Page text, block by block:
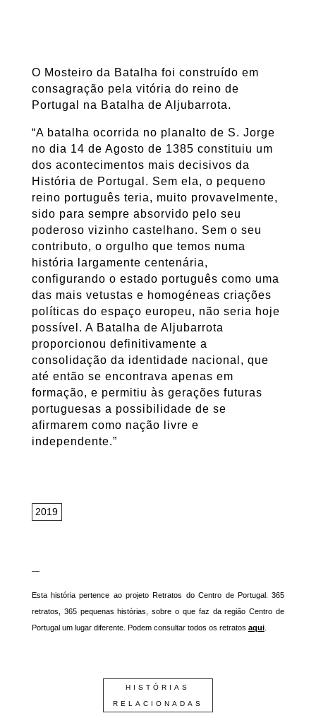
O Mosteiro da Batalha foi construído em
consagração pela vitória do reino de
Portugal na Batalha de Aljubarrota.
“A batalha ocorrida no planalto de S. Jorge
no dia 14 de Agosto de 1385 constituiu um
dos acontecimentos mais decisivos da
História de Portugal. Sem ela, o pequeno
reino português teria, muito provavelmente,
sido para sempre absorvido pelo seu
poderoso vizinho castelhano. Sem o seu
contributo, o orgulho que temos numa
história largamente centenária,
configurando o estado português como uma
das mais vetustas e homogéneas criações
políticas do espaço europeu, não seria hoje
possível. A Batalha de Aljubarrota
proporcionou definitivamente a
consolidação da identidade nacional, que
até então se encontrava apenas em
formação, e permitiu às gerações futuras
portuguesas a possibilidade de se
afirmarem como nação livre e
independente.”
2019
—
Esta história pertence ao projeto Retratos do Centro de Portugal. 365
retratos, 365 pequenas histórias, sobre o que faz da região Centro de
Portugal um lugar diferente. Podem consultar todos os retratos aqui.
HISTÓRIAS
RELACIONADAS